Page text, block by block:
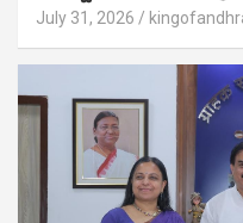
July 31, 2026